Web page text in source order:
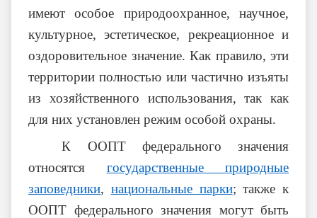
имеют особое природоохранное, научное,
культурное, эстетическое, рекреационное и
оздоровительное значение. Как правило, эти
территории полностью или частично изъяты
из хозяйственного использования, так как
для них установлен режим особой охраны.
К ООПТ федерального значения
относятся государственные природные
заповедники, национальные парки; также к
ООПТ федерального значения могут быть